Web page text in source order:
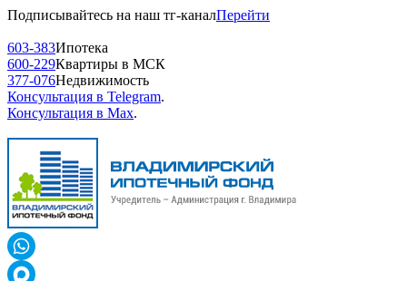
Подписывайтесь на наш тг-каналПерейти
603-383Ипотека
600-229Квартиры в МСК
377-076Недвижимость
Консультация в Telegram.
Консультация в Max.